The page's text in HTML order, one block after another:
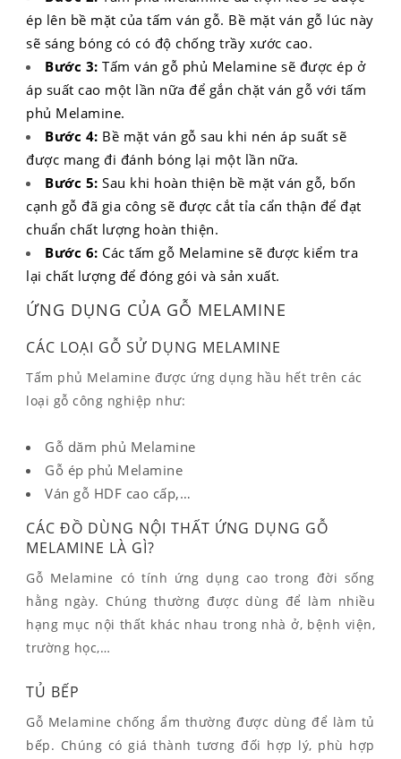
ép lên bề mặt của tấm ván gỗ. Bề mặt ván gỗ lúc này
sẽ sáng bóng có có độ chống trầy xước cao.
Bước 3: Tấm ván gỗ phủ Melamine sẽ được ép ở
áp suất cao một lần nữa để gắn chặt ván gỗ với tấm
phủ Melamine.
Bước 4: Bề mặt ván gỗ sau khi nén áp suất sẽ
được mang đi đánh bóng lại một lần nữa.
Bước 5: Sau khi hoàn thiện bề mặt ván gỗ, bốn
cạnh gỗ đã gia công sẽ được cắt tỉa cẩn thận để đạt
chuẩn chất lượng hoàn thiện.
Bước 6: Các tấm gỗ Melamine sẽ được kiểm tra
lại chất lượng để đóng gói và sản xuất.
ỨNG DỤNG CỦA GỖ MELAMINE
CÁC LOẠI GỖ SỬ DỤNG MELAMINE
Tấm phủ Melamine được ứng dụng hầu hết trên các
loại gỗ công nghiệp như:
Gỗ dăm phủ Melamine
Gỗ ép phủ Melamine
Ván gỗ HDF cao cấp,…
CÁC ĐỒ DÙNG NỘI THẤT ỨNG DỤNG GỖ
MELAMINE LÀ GÌ?
Gỗ Melamine có tính ứng dụng cao trong đời sống
hằng ngày. Chúng thường được dùng để làm nhiều
hạng mục nội thất khác nhau trong nhà ở, bệnh viện,
trường học,…
TỦ BẾP
Gỗ Melamine chống ẩm thường được dùng để làm tủ
bếp. Chúng có giá thành tương đối hợp lý, phù hợp